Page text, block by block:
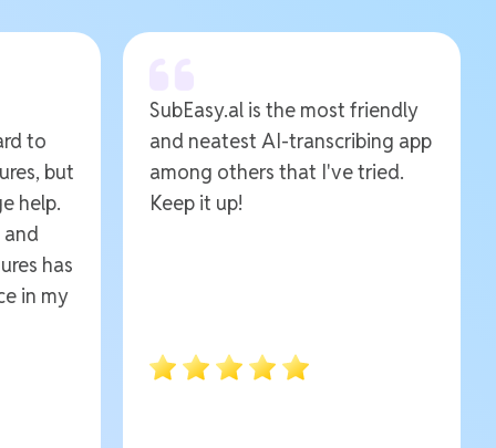
to
but
help.
has
in my
SubEasy.al is the most friendly
and neatest AI-transcribing app
among others that I've tried.
Keep it up!